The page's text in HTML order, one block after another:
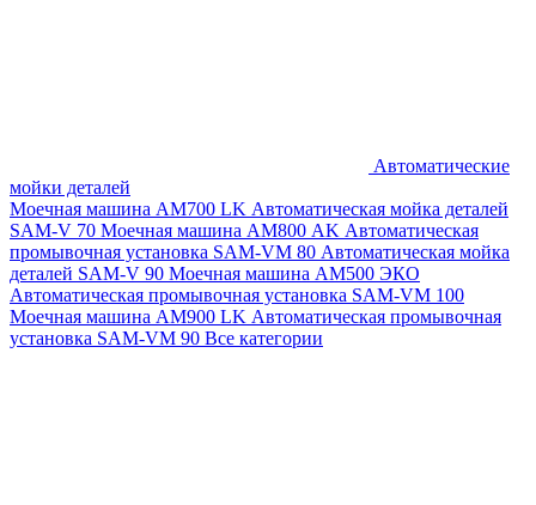
Автоматические
мойки деталей
Моечная машина AM700 LK Автоматическая мойка деталей
SAM-V 70 Моечная машина АМ800 AK Автоматическая
промывочная установка SAM-VM 80 Автоматическая мойка
деталей SAM-V 90 Моечная машина АМ500 ЭКО
Автоматическая промывочная установка SAM-VM 100
Моечная машина AM900 LK Автоматическая промывочная
установка SAM-VM 90 Все категории